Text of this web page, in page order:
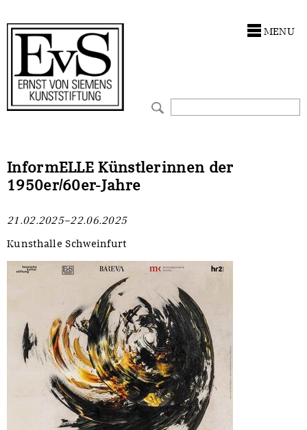
MENU
InformELLE Künstlerinnen der
1950er/60er-Jahre
21.02.2025–22.06.2025
Kunsthalle Schweinfurt
Förderphilosophie
Gremien
Presse und Neuigkeiten
Stellenangebote
Ankauf
Restaurierungen
Werkverzeichnisse
UKRAINE-Förderlinie